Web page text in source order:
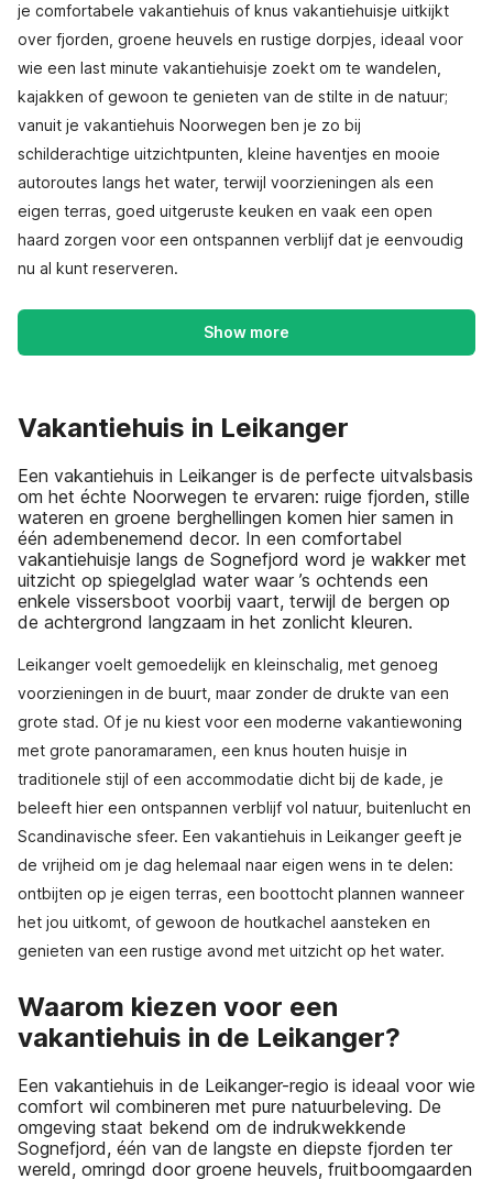
je comfortabele vakantiehuis of knus vakantiehuisje uitkijkt
over fjorden, groene heuvels en rustige dorpjes, ideaal voor
wie een last minute vakantiehuisje zoekt om te wandelen,
kajakken of gewoon te genieten van de stilte in de natuur;
vanuit je vakantiehuis Noorwegen ben je zo bij
schilderachtige uitzichtpunten, kleine haventjes en mooie
autoroutes langs het water, terwijl voorzieningen als een
eigen terras, goed uitgeruste keuken en vaak een open
haard zorgen voor een ontspannen verblijf dat je eenvoudig
nu al kunt reserveren.
Show more
Vakantiehuis in Leikanger
Een vakantiehuis in Leikanger is de perfecte uitvalsbasis
om het échte Noorwegen te ervaren: ruige fjorden, stille
wateren en groene berghellingen komen hier samen in
één adembenemend decor. In een comfortabel
vakantiehuisje langs de Sognefjord word je wakker met
uitzicht op spiegelglad water waar ’s ochtends een
enkele vissersboot voorbij vaart, terwijl de bergen op
de achtergrond langzaam in het zonlicht kleuren.
Leikanger voelt gemoedelijk en kleinschalig, met genoeg
voorzieningen in de buurt, maar zonder de drukte van een
grote stad. Of je nu kiest voor een moderne vakantiewoning
met grote panoramaramen, een knus houten huisje in
traditionele stijl of een accommodatie dicht bij de kade, je
beleeft hier een ontspannen verblijf vol natuur, buitenlucht en
Scandinavische sfeer. Een vakantiehuis in Leikanger geeft je
de vrijheid om je dag helemaal naar eigen wens in te delen:
ontbijten op je eigen terras, een boottocht plannen wanneer
het jou uitkomt, of gewoon de houtkachel aansteken en
genieten van een rustige avond met uitzicht op het water.
Waarom kiezen voor een
vakantiehuis in de Leikanger?
Een vakantiehuis in de Leikanger-regio is ideaal voor wie
comfort wil combineren met pure natuurbeleving. De
omgeving staat bekend om de indrukwekkende
Sognefjord, één van de langste en diepste fjorden ter
wereld, omringd door groene heuvels, fruitboomgaarden